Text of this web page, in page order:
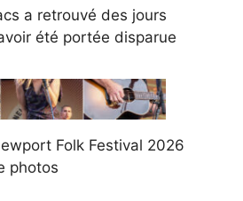
a retrouvé des jours
été portée disparue
Folk Festival 2026
photos